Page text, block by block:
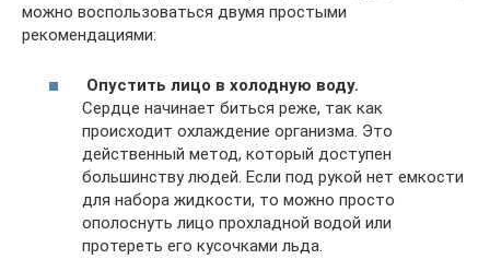
можно воспользоваться двумя простыми
рекомендациями:
Опустить лицо в холодную воду.
Сердце начинает биться реже, так как
происходит охлаждение организма. Это
действенный метод, который доступен
большинству людей. Если под рукой нет емкости
для набора жидкости, то можно просто
ополоснуть лицо прохладной водой или
протереть его кусочками льда.